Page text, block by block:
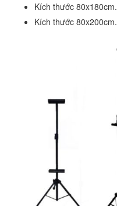
Kích thước 80x180cm.
Kích thước 80x200cm.